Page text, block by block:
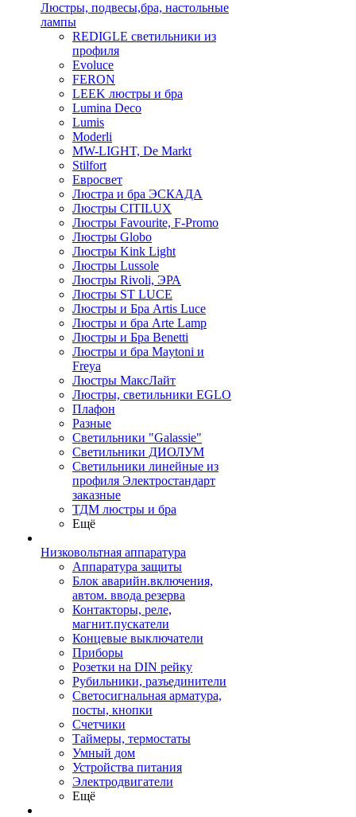
Люстры, подвесы,бра, настольные
лампы
REDIGLE светильники из
профиля
Evoluce
FERON
LEEK люстры и бра
Lumina Deco
Lumis
Moderli
MW-LIGHT, De Markt
Stilfort
Евросвет
Люстра и бра ЭСКАДА
Люстры CITILUX
Люстры Favourite, F-Promo
Люстры Globo
Люстры Kink Light
Люстры Lussole
Люстры Rivoli, ЭРА
Люстры ST LUCE
Люстры и Бра Artis Luce
Люстры и бра Arte Lamp
Люстры и Бра Benetti
Люстры и бра Maytoni и
Freya
Люстры МаксЛайт
Люстры, светильники EGLO
Плафон
Разные
Светильники "Galassie"
Светильники ДИОЛУМ
Светильники линейные из
профиля Электростандарт
заказные
ТДМ люстры и бра
Ещё
Низковольтная аппаратура
Аппаратура защиты
Блок аварийн.включения,
автом. ввода резерва
Контакторы, реле,
магнит.пускатели
Концевые выключатели
Приборы
Розетки на DIN рейку
Рубильники, разъединители
Светосигнальная арматура,
посты, кнопки
Счетчики
Таймеры, термостаты
Умный дом
Устройства питания
Электродвигатели
Ещё